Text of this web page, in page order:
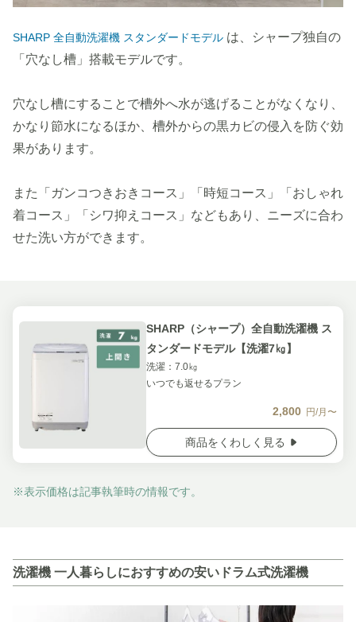
SHARP 全自動洗濯機 スタンダードモデル は、シャープ独自の
「穴なし槽」搭載モデルです。
穴なし槽にすることで槽外へ水が逃げることがなくなり、
かなり節水になるほか、槽外からの黒カビの侵入を防ぐ効
果があります。
また「ガンコつきおきコース」「時短コース」「おしゃれ
着コース」「シワ抑えコース」などもあり、ニーズに合わ
せた洗い方ができます。
SHARP（シャープ）全自動洗濯機 ス
タンダードモデル【洗濯7㎏】
洗濯：7.0㎏
いつでも返せるプラン
2,800 円/月〜
商品をくわしく見る
※表示価格は記事執筆時の情報です。
洗濯機 一人暮らしにおすすめの安いドラム式洗濯機